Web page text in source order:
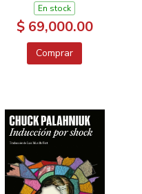
En stock
$ 69,000.00
Comprar